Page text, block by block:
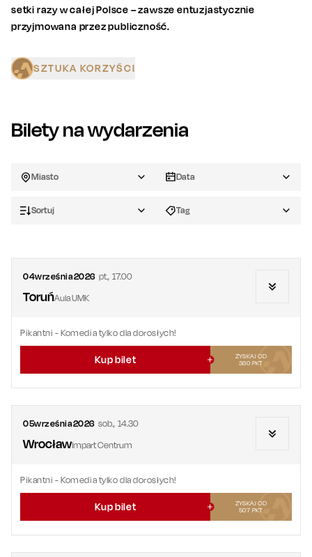
setki razy w całej Polsce – zawsze entuzjastycznie
przyjmowana przez publiczność.
SZTUKA KORZYŚCI
Bilety na wydarzenia
Miasto Data
Sortuj Tag
04września2026 pt., 17.00
ToruńAula UMK
Pikantni - Komedia tylko dla dorosłych!
Kup bilet
ZYSKAJ OD
360 PKT
05września2026 sob., 14.30
WrocławImpart Centrum
Pikantni - Komedia tylko dla dorosłych!
Kup bilet
ZYSKAJ OD
507 PKT